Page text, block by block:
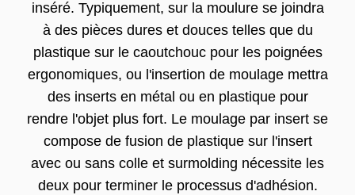
inséré. Typiquement, sur la moulure se joindra
à des pièces dures et douces telles que du
plastique sur le caoutchouc pour les poignées
ergonomiques, ou l'insertion de moulage mettra
des inserts en métal ou en plastique pour
rendre l'objet plus fort. Le moulage par insert se
compose de fusion de plastique sur l'insert
avec ou sans colle et surmolding nécessite les
deux pour terminer le processus d'adhésion.